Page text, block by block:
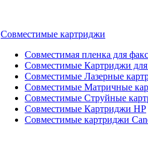
Совместимые картриджи
Совместимая пленка для
Совместимые Картриджи для
Совместимые Лазерные
Совместимые Матричные
Совместимые Струйные
Совместимые Картриджи HP
Совместимые картриджи